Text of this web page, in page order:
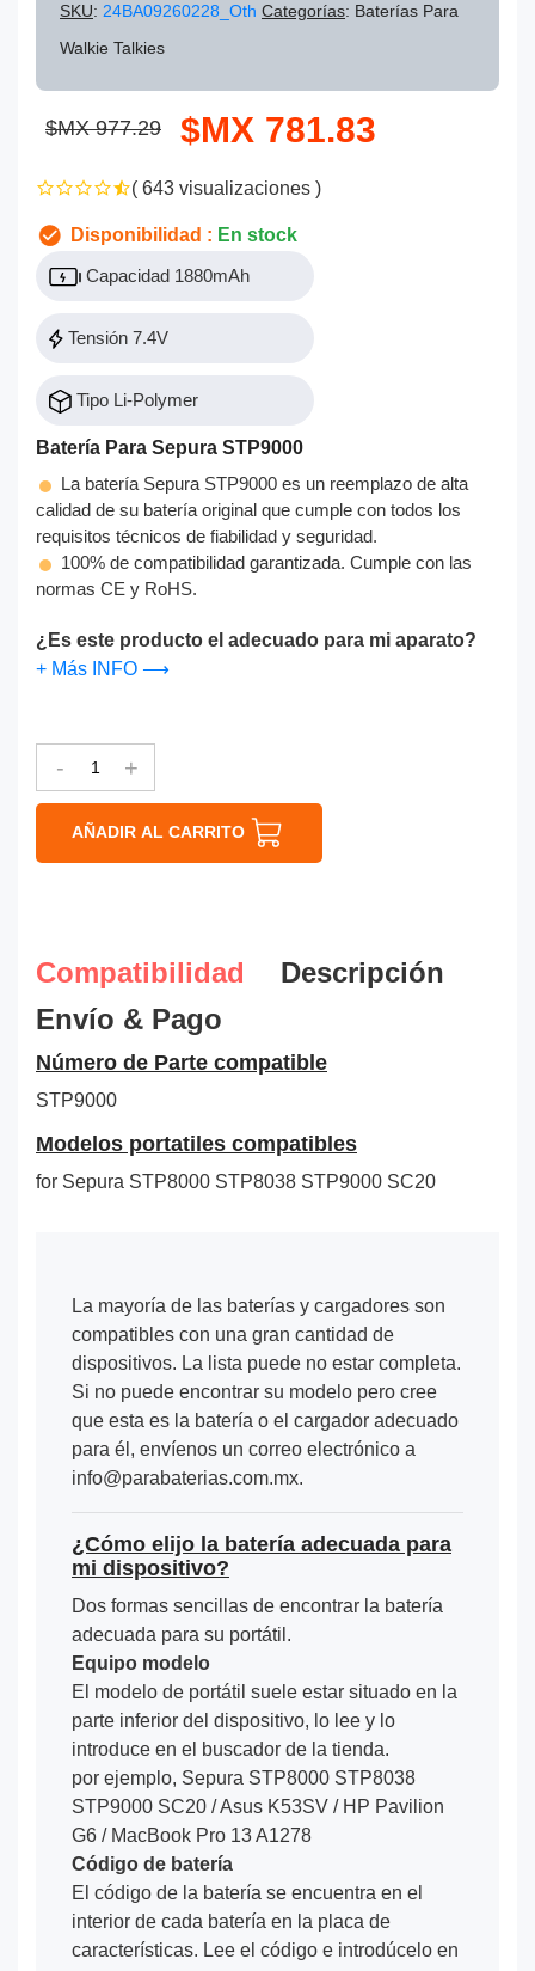
SKU: 24BA09260228_Oth Categorías: Baterías Para
Walkie Talkies
$MX 977.29 $MX 781.83
( 643 visualizaciones )
Disponibilidad : En stock
Capacidad 1880mAh
Tensión 7.4V
Tipo Li-Polymer
Batería Para Sepura STP9000
La batería Sepura STP9000 es un reemplazo de alta
calidad de su batería original que cumple con todos los
requisitos técnicos de fiabilidad y seguridad.
100% de compatibilidad garantizada. Cumple con las
normas CE y RoHS.
¿Es este producto el adecuado para mi aparato?
+ Más INFO ⟶
- +
AÑADIR AL CARRITO
Compatibilidad
Descripción
Envío & Pago
Número de Parte compatible
STP9000
Modelos portatiles compatibles
for Sepura STP8000 STP8038 STP9000 SC20
La mayoría de las baterías y cargadores son
compatibles con una gran cantidad de
dispositivos. La lista puede no estar completa.
Si no puede encontrar su modelo pero cree
que esta es la batería o el cargador adecuado
para él, envíenos un correo electrónico a
info@parabaterias.com.mx.
¿Cómo elijo la batería adecuada para
mi dispositivo?
Dos formas sencillas de encontrar la batería
adecuada para su portátil.
Equipo modelo
El modelo de portátil suele estar situado en la
parte inferior del dispositivo, lo lee y lo
introduce en el buscador de la tienda.
por ejemplo, Sepura STP8000 STP8038
STP9000 SC20 / Asus K53SV / HP Pavilion
G6 / MacBook Pro 13 A1278
Código de batería
El código de la batería se encuentra en el
interior de cada batería en la placa de
características. Lee el código e introdúcelo en